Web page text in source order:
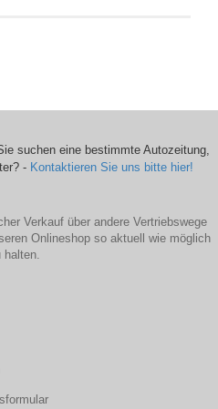
suchen eine bestimmte Autozeitung,
- Kontaktieren Sie uns bitte hier!
Verkauf über andere Vertriebswege
Onlineshop so aktuell wie möglich
halten.